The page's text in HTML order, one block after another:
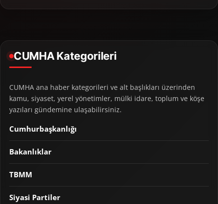
CUMHA Kategorileri
CUMHA ana haber kategorileri ve alt başlıkları üzerinden
kamu, siyaset, yerel yönetimler, mülki idare, toplum ve köşe
yazıları gündemine ulaşabilirsiniz.
Cumhurbaşkanlığı
Bakanlıklar
TBMM
Siyasi Partiler